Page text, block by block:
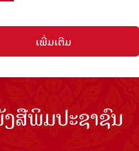
ເພີ່ມເຕີມ
ສືພິມປະຊາຊົນ